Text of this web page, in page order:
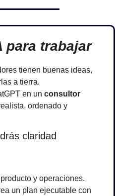
para trabajar
tienen buenas ideas,
a tierra.
en un consultor
ordenado y
claridad
y operaciones.
un plan ejecutable con